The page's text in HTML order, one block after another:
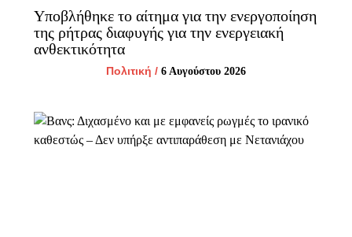
Υποβλήθηκε το αίτημα για την ενεργοποίηση
της ρήτρας διαφυγής για την ενεργειακή
ανθεκτικότητα
Πολιτική / 6 Αυγούστου 2026